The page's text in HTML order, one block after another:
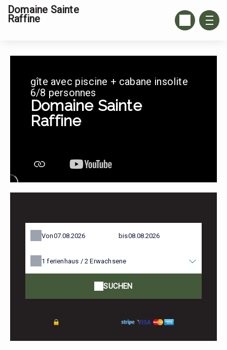
Domaine Sainte
Raffine
gîte avec piscine + cabane insolite
6/8 personnes
Domaine Sainte
Raffine
Von bis
1ferienhaus / 2Erwachsene
SUCHEN